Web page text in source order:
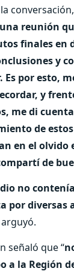
reunión
finales en
y
Es por esto,
y
me di
de
en el olvido
de
no
por diversas
arguyó.
señaló que “
a la Región